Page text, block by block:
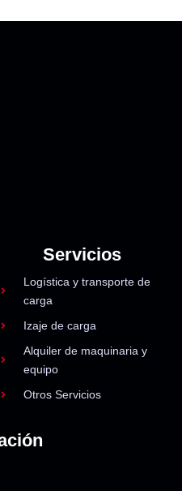
Servicios
Logística y transporte de
carga
Izaje de carga
Alquiler de maquinaria y
equipo
Otros Servicios